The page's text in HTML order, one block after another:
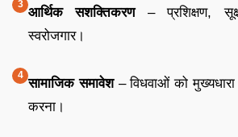
आर्थिक सशक्तिकरण– प्रशिक्षण,
स्वरोजगार।
सामाजिक समावेश– विधवाओं को
करना।